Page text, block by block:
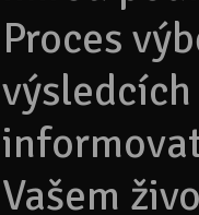
Proces
Vašem